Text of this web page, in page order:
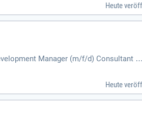
Heute
Manager (m/f/d) Consultant En
system
Heute